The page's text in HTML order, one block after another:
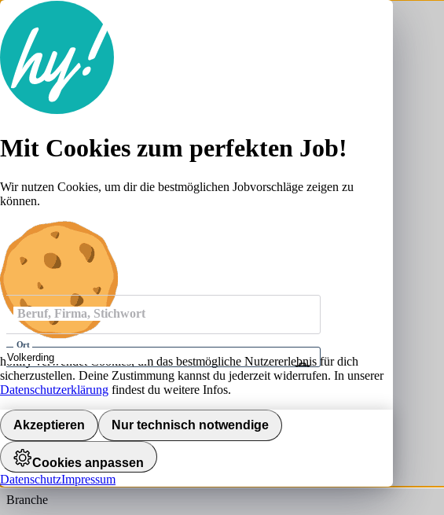
Lebenslauf
Karriere-Tipps
Anmelden
Beruf, Firma, Stichwort
Ort
Umkreis
Jobs finden
Anstellungsart
Branche
Mit Cookies zum perfekten Job!
Wir nutzen Cookies, um dir die bestmöglichen Jobvorschläge zeigen zu
können.
hokify verwendet Cookies, um das bestmögliche Nutzererlebnis für dich
sicherzustellen. Deine Zustimmung kannst du jederzeit widerrufen. In unserer
Datenschutzerklärung findest du weitere Infos.
Akzeptieren Nur technisch notwendige
Cookies anpassen
DatenschutzImpressum